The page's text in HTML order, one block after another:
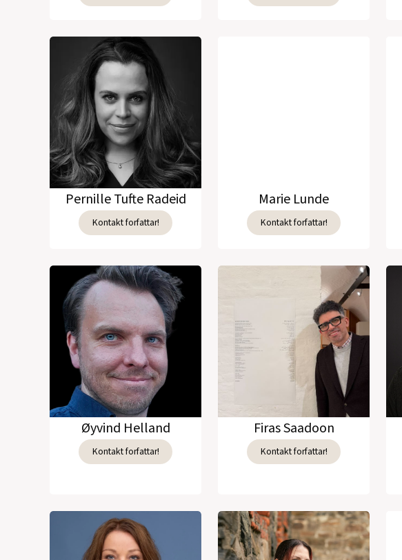
Pernille Tufte Radeid
Kontakt forfattar!
Marie Lunde
Kontakt forfattar!
Øyvind Helland
Kontakt forfattar!
Firas Saadoon
Kontakt forfattar!